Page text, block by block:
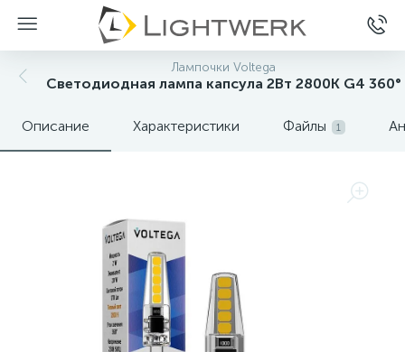
Лампочки Voltega
Светодиодная лампа капсула 2Вт 2800K G4 360°
Описание Характеристики Файлы 1